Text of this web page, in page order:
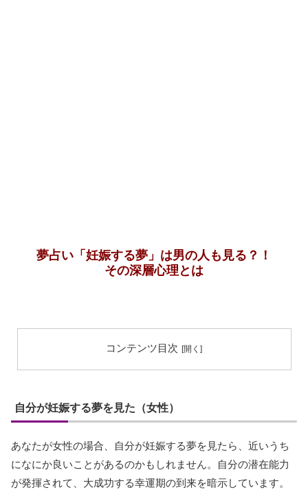
夢占い「妊娠する夢」は男の人も見る？！
その深層心理とは
コンテンツ目次
自分が妊娠する夢を見た（女性）
あなたが女性の場合、自分が妊娠する夢を見たら、近いうち
になにか良いことがあるのかもしれません。自分の潜在能力
が発揮されて、大成功する幸運期の到来を暗示しています。